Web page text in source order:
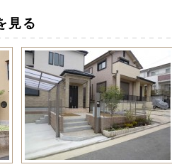
見る